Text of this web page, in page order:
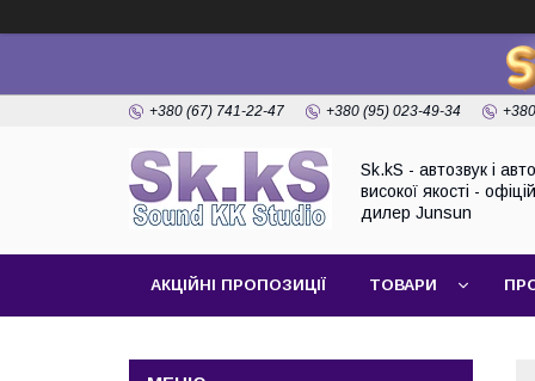
+380 (67) 741-22-47 +380 (95) 023-49-34
Sk.kS - автозвук і
високої якості -
дилер Junsun
АКЦІЙНІ ПРОПОЗИЦІЇ ТОВАРИ